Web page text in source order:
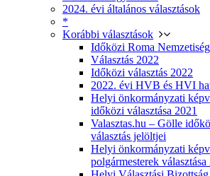
2024. évi általános választások
*
Korábbi választások
Időközi Roma
Választás 2022
Időközi választás 2022
2022. évi HVB és HVI
Helyi önkormányzati
időközi választása 2021
Valasztas.hu – Gölle
választás jelöltjei
Helyi önkormányzati
polgármesterek választása